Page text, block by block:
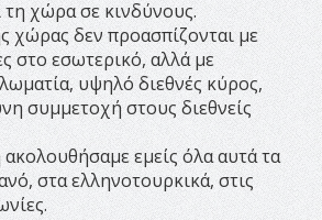
χώρα σε κινδύνους.
χώρας δεν προασπίζονται με
στο εσωτερικό, αλλά με
υψηλό διεθνές κύρος,
συμμετοχή στους διεθνείς
εμείς όλα αυτά τα
στα ελληνοτουρκικά, στις